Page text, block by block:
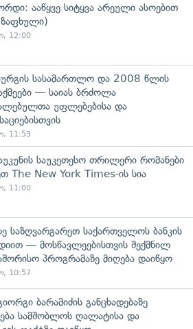
ააწყვე სიტყვა არეული ასოებით
12:00
სასამართლო და 2008 წლის
— საიას ბრძოლა
უფლებებისა და
11:53
საუკეთესო თრილერი რომანები
The New York Times-ის სია
11:00
საზღვარგარეთ საქართველოს ბანკის
— მოსწავლეებისთვის შექმნილ
პროგრამაზე მიღება დაიწყო
10:57
ბარამიძის განცხადებაზე
სამშობლოს ღალატისა და